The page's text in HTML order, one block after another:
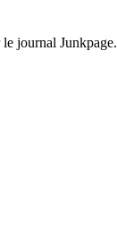
journal Junkpage.